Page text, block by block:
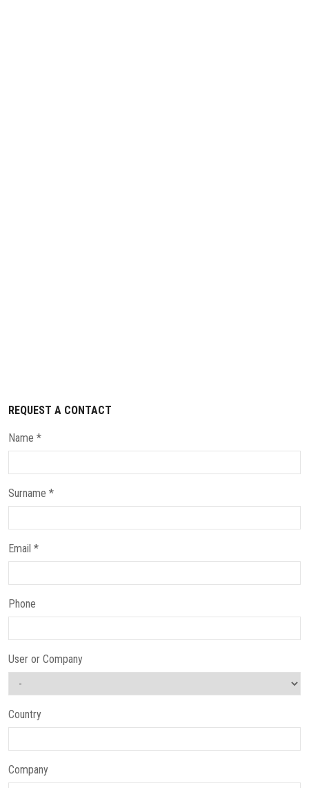
REQUEST A CONTACT
Name *
Surname *
Email *
Phone
User or Company
Country
Company